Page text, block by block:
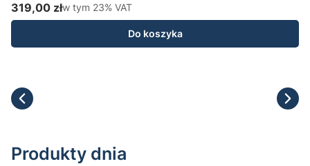
Cena brutto
319,00 złw tym %s VAT
w tym 23% VAT
Do koszyka
Produkty dnia